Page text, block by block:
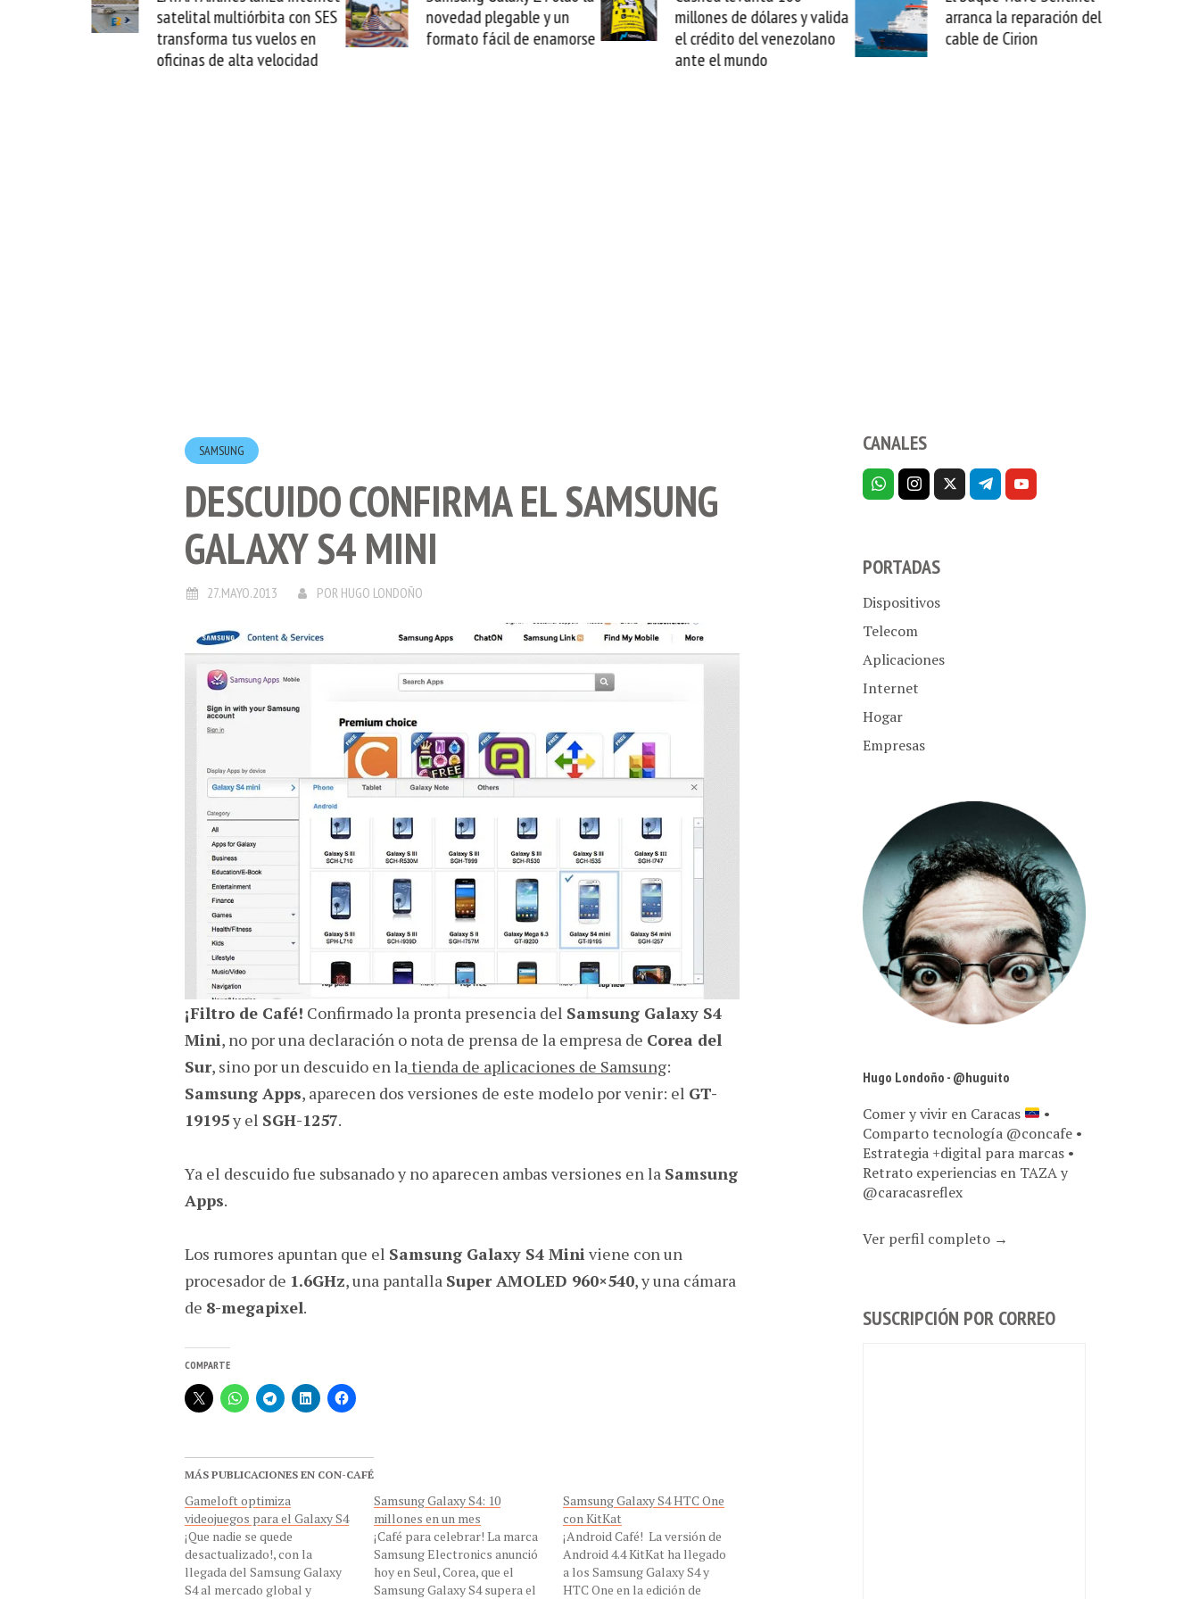
satelital multiórbita con SES
transforma tus vuelos en
oficinas de alta velocidad
novedad plegable y un
formato fácil de enamorse
millones de dólares y valida
el crédito del venezolano
ante el mundo
arranca la reparación del
cable de Cirion
sabemos todo
SAMSUNG
DESCUIDO CONFIRMA EL SAMSUNG
GALAXY S4 MINI
27.MAYO.2013 POR HUGO LONDOÑO
¡Filtro de Café! Confirmado la pronta presencia del Samsung Galaxy S4
Mini, no por una declaración o nota de prensa de la empresa de Corea del
Sur, sino por un descuido en latienda de aplicaciones de Samsung:
Samsung Apps, aparecen dos versiones de este modelo por venir: el GT-
19195y el SGH-1257.
Ya el descuido fue subsanado y no aparecen ambas versiones en la Samsung
Apps.
Los rumores apuntan que el Samsung Galaxy S4 Miniviene con un
procesador de 1.6GHz, una pantalla Super AMOLED 960×540, y una cámara
de 8-megapixel.
COMPARTE
MÁS PUBLICACIONES EN CON-CAFÉ
Gameloft optimiza
videojuegos para el Galaxy S4
¡Que nadie se quede
desactualizado!, con la
llegada del Samsung Galaxy
S4 al mercado global y
Samsung Galaxy S4: 10
millones en un mes
¡Café para celebrar! La marca
Samsung Electronics anunció
hoy en Seul, Corea, que el
Samsung Galaxy S4 supera el
Samsung Galaxy S4 HTC One
con KitKat
¡Android Café! La versión de
Android 4.4 KitKat ha llegado
a los Samsung Galaxy S4 y
HTC One en la edición de
CANALES
PORTADAS
Dispositivos
Telecom
Aplicaciones
Internet
Hogar
Empresas
Hugo Londoño - @huguito
Comer y vivir en Caracas
•
Comparto tecnología @concafe •
Estrategia +digital para marcas •
Retrato experiencias en TAZA y
@caracasreflex
Ver perfil completo →
SUSCRIPCIÓN POR CORREO